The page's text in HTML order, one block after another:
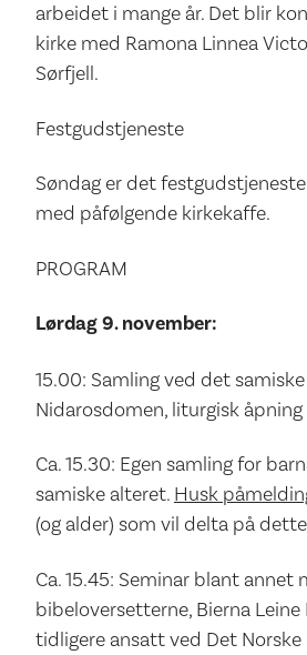
arbeidet i mange år. Det blir
kirke med Ramona Linnea
Sørfjell.
Festgudstjeneste
Søndag er det
med påfølgende kirkekaffe.
PROGRAM
Lørdag 9. november:
15.00: Samling ved det
Nidarosdomen, liturgisk åpning
Ca. 15.30: Egen samling for
samiske alteret. Husk
(og alder) som vil delta på
Ca. 15.45: Seminar blant annet
bibeloversetterne, Bierna Leine
tidligere ansatt ved Det Norske